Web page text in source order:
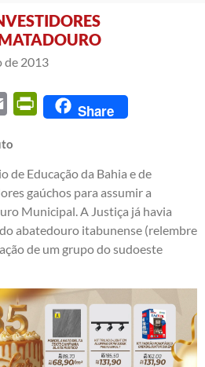
de 2013
Email PrintFriendly
Share
de Educação da Bahia e de
gaúchos para assumir a
Municipal. A Justiça já havia
abatedouro itabunense (relembre
de um grupo do sudoeste